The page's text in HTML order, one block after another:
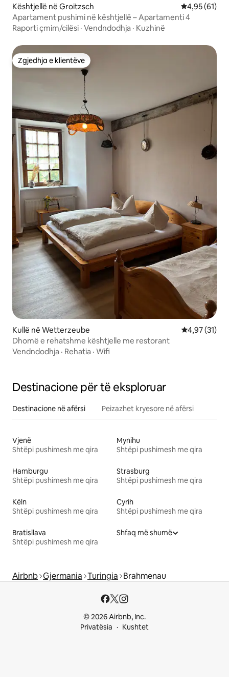
Kështjellë në Groitzsch Vlerësimi
4,95 (61)
Apartament pushimi në kështjellë – Apartamenti 4
Raporti çmim/cilësi · Vendndodhja · Kuzhinë
Zgjedhja e klientëve
Zgjedhja e klientëve
Kullë në Wetterzeube Vlerësimi
4,97 (31)
Dhomë e rehatshme kështjelle me restorant
Vendndodhja · Rehatia · Wifi
Destinacione për të eksploruar
Destinacione në afërsi Peizazhet kryesore në afërsi
Vjenë
Shtëpi pushimesh me qira
Mynihu
Shtëpi pushimesh me qira
Hamburgu
Shtëpi pushimesh me qira
Strasburg
Shtëpi pushimesh me qira
Këln
Shtëpi pushimesh me qira
Cyrih
Shtëpi pushimesh me qira
Bratisllava
Shtëpi pushimesh me qira
Shfaq më shumë
Airbnb Gjermania Turingia Brahmenau
© 2026 Airbnb, Inc.
Privatësia
Kushtet